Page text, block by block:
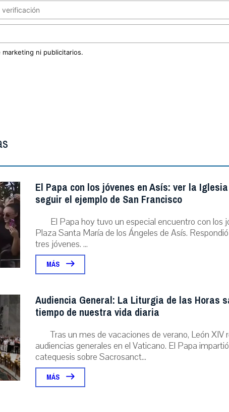
ni publicitarios.
El Papa con los jóvenes en Asís: ver la
seguir el ejemplo de San Francisco
El Papa hoy tuvo un especial encuentro con los
Plaza Santa María de los Ángeles de Asís.
tres jóvenes. ...
MÁS
Audiencia General: La Liturgia de las Horas
tiempo de nuestra vida diaria
Tras un mes de vacaciones de verano, León XIV
audiencias generales en el Vaticano. El Papa
catequesis sobre Sacrosanct...
MÁS